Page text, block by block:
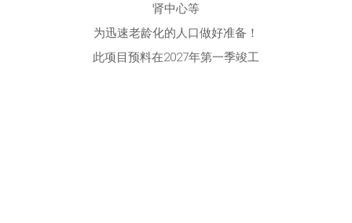
肾中心等
为迅速老龄化的人口做好准备！
此项目预料在2027年第一季竣工